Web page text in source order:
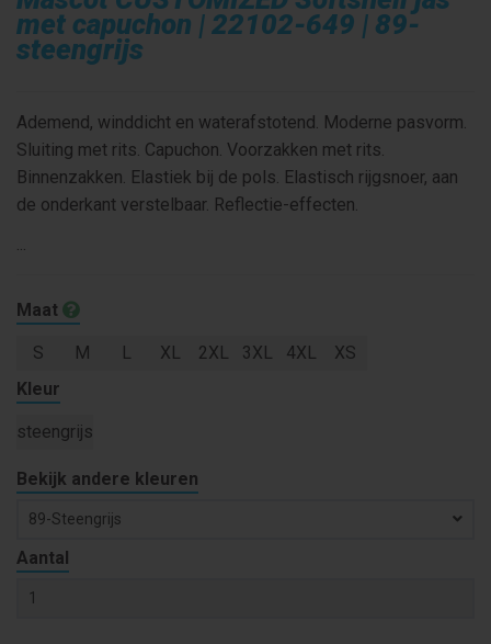
met capuchon | 22102-649 | 89-
steengrijs
Ademend, winddicht en waterafstotend. Moderne pasvorm.
Sluiting met rits. Capuchon. Voorzakken met rits.
Binnenzakken. Elastiek bij de pols. Elastisch rijgsnoer, aan
de onderkant verstelbaar. Reflectie-effecten.
Maat
S M L XL 2XL 3XL 4XL
XS
Kleur
steengrijs
Bekijk andere kleuren
89-Steengrijs
Aantal